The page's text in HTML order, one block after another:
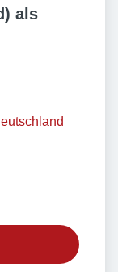
als